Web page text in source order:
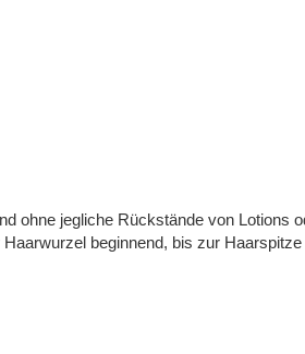
ohne jegliche Rückstände von Lotions
beginnend, bis zur